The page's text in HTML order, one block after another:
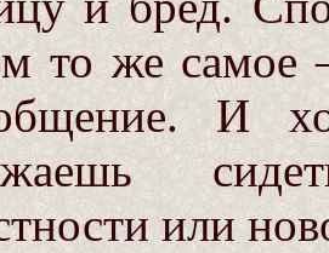
то же самое
И
или